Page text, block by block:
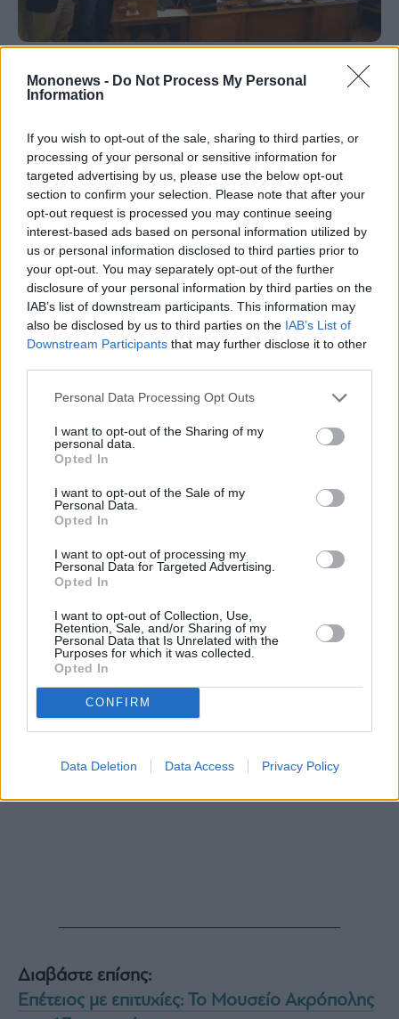
Mononews - Do Not Process My Personal
Information
If you wish to opt-out of the sale, sharing to third parties, or
processing of your personal or sensitive information for
targeted advertising by us, please use the below opt-out
section to confirm your selection. Please note that after your
opt-out request is processed you may continue seeing
interest-based ads based on personal information utilized by
us or personal information disclosed to third parties prior to
your opt-out. You may separately opt-out of the further
disclosure of your personal information by third parties on the
IAB’s list of downstream participants. This information may
also be disclosed by us to third parties on the IAB’s List of
Downstream Participants that may further disclose it to other
Personal Data Processing Opt Outs
I want to opt-out of the Sharing of my
personal data.
Opted In
I want to opt-out of the Sale of my
Personal Data.
Opted In
I want to opt-out of processing my
Personal Data for Targeted Advertising.
Opted In
I want to opt-out of Collection, Use,
Retention, Sale, and/or Sharing of my
Personal Data that Is Unrelated with the
Purposes for which it was collected.
Opted In
CONFIRM
Data Deletion Data Access Privacy Policy
Τον συντονισμό της εκδήλωσης είχαν ο
Αντιπρόεδρος του Δικηγορικού Συλλόγου
Γραμματέας κ. Γιάννης Βούτας.
Οι αναλυτικές εισηγήσεις έδωσαν το έναυσμα
για ευρεία συζήτηση και κριτική αποτίμηση
των νέων διατάξεων, οι οποίες αποτελούν μια
σημαντική μεταρρύθμιση στον χώρο του
ιδιωτικού δικαίου που επηρεάζει όχι μόνο
τους νομικούς αλλά γενικότερα την ελληνική
κοινωνία, καθώς αφορά τις κληρονομικές
σχέσεις.
Διαβάστε επίσης:
Επέτειος με επιτυχίες: Το Μουσείο Ακρόπολης